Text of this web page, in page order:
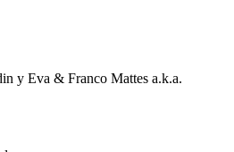
y Eva & Franco Mattes a.k.a.